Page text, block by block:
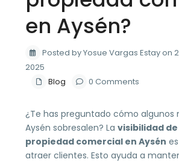
en Aysén?
Posted by Yosue Vargas Estay on
2025
Blog
0 Comments
¿Te has preguntado cómo algunos
Aysén sobresalen? La visibilidad
propiedad comercial en Aysén
atraer clientes. Esto ayuda a